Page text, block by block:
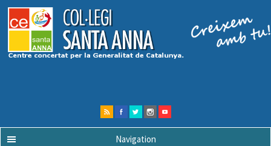
Navigation